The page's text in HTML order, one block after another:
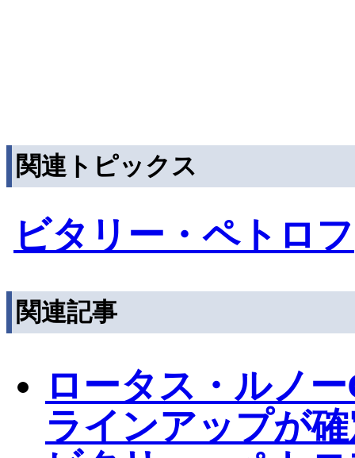
関連トピックス
ビタリー・ペトロフ
関連記事
ロータス・ルノ
ラインアップが